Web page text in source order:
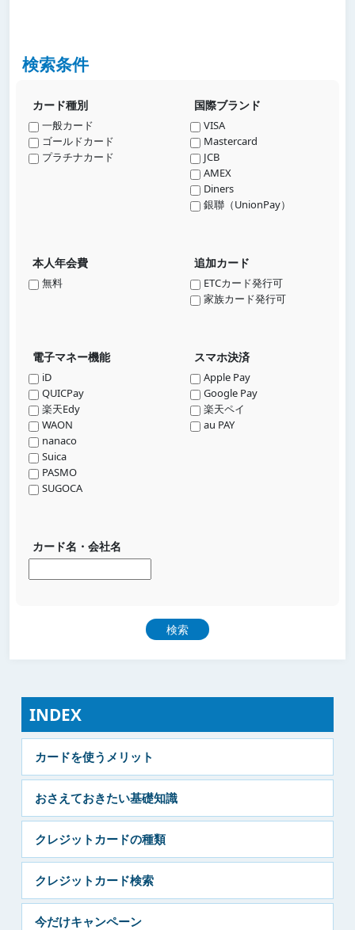
検索条件
カード種別
一般カード
ゴールドカード
プラチナカード
国際ブランド
VISA
Mastercard
JCB
AMEX
Diners
銀聯（UnionPay）
本人年会費
無料
追加カード
ETCカード発行可
家族カード発行可
電子マネー機能
iD
QUICPay
楽天Edy
WAON
nanaco
Suica
PASMO
SUGOCA
スマホ決済
Apple Pay
Google Pay
楽天ペイ
au PAY
カード名・会社名
INDEX
カードを使うメリット
おさえておきたい基礎知識
クレジットカードの種類
クレジットカード検索
今だけキャンペーン